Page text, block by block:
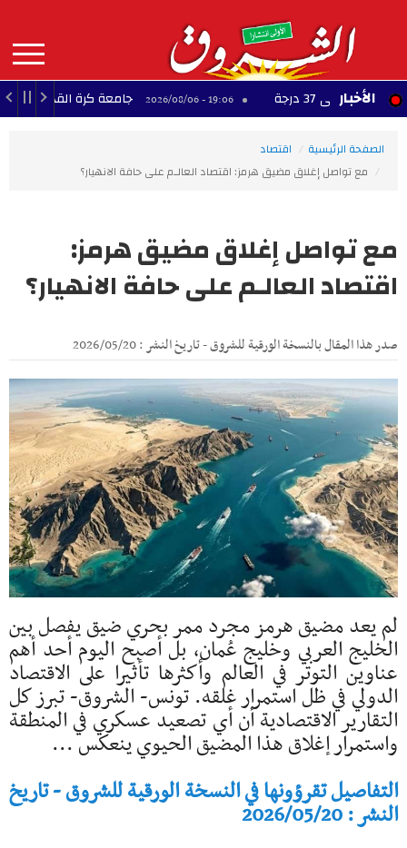
contenu
principal
MAIN
NAVIGATION الأخبار37 درجة 19:06 - 2026/08/06 جامعة كرة القدم: ناجي
الصفحة الرئيسية
اقتصاد
مع تواصل إغلاق مضيق هرمز: اقتصاد العالـم على حافة الانهيار؟
مع تواصل إغلاق مضيق هرمز:
اقتصاد العالـم على حافة الانهيار؟
صدر هذا المقال بالنسخة الورقية للشروق - تاريخ النشر : 2026/05/20
لم يعد مضيق هرمز مجرد ممر بحري ضيق يفصل بين
الخليج العربي وخليج عُمان، بل أصبح اليوم أحد أهم
عناوين التوتر في العالم وأكثرها تأثيرا على الاقتصاد
الدولي في ظل استمرار غلقه. تونس- الشروق- تبرز كل
التقارير الاقتصادية أن أي تصعيد عسكري في المنطقة
واستمرار إغلاق هذا المضيق الحيوي ينعكس ...
التفاصيل تقرؤونها في النسخة الورقية للشروق - تاريخ
النشر : 2026/05/20